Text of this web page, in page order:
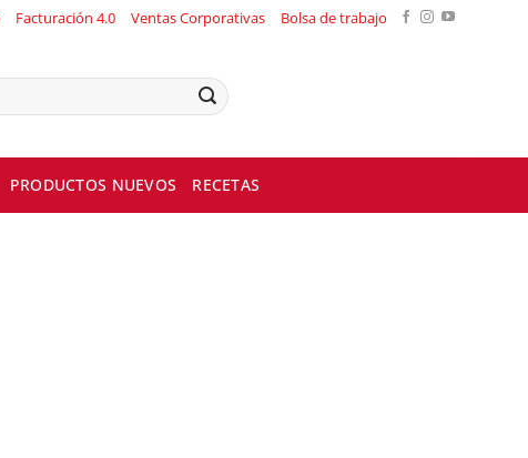
Facturación 4.0 Ventas Corporativas Bolsa de trabajo
PRODUCTOS NUEVOS RECETAS